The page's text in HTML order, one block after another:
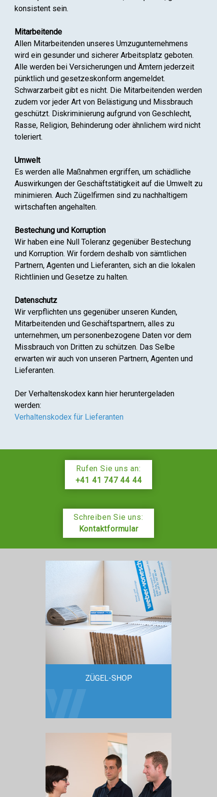
konsistent sein.
Mitarbeitende
Allen Mitarbeitenden unseres Umzugunternehmens
wird ein gesunder und sicherer Arbeitsplatz geboten.
Alle werden bei Versicherungen und Ämtern jederzeit
pünktlich und gesetzeskonform angemeldet.
Schwarzarbeit gibt es nicht. Die Mitarbeitenden werden
zudem vor jeder Art von Belästigung und Missbrauch
geschützt. Diskriminierung aufgrund von Geschlecht,
Rasse, Religion, Behinderung oder ähnlichem wird nicht
toleriert.
Umwelt
Es werden alle Maßnahmen ergriffen, um schädliche
Auswirkungen der Geschäftstätigkeit auf die Umwelt zu
minimieren. Auch Zügelfirmen sind zu nachhaltigem
wirtschaften angehalten.
Bestechung und Korruption
Wir haben eine Null Toleranz gegenüber Bestechung
und Korruption. Wir fordern deshalb von sämtlichen
Partnern, Agenten und Lieferanten, sich an die lokalen
Richtlinien und Gesetze zu halten.
Datenschutz
Wir verpflichten uns gegenüber unseren Kunden,
Mitarbeitenden und Geschäftspartnern, alles zu
unternehmen, um personenbezogene Daten vor dem
Missbrauch von Dritten zu schützen. Das Selbe
erwarten wir auch von unseren Partnern, Agenten und
Lieferanten.
Der Verhaltenskodex kann hier heruntergeladen
werden:
Verhaltenskodex für Lieferanten
Rufen Sie uns an:
+41 41 747 44 44
Schreiben Sie uns:
Kontaktformular
ZÜGEL-SHOP